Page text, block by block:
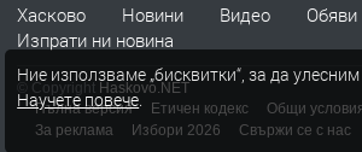
Хасково Новини Видео Обяви
Изпрати ни новина
© Copyright Haskovo.NET
Пълна версия
Етичен кодекс Общи
За реклама
Избори 2026 Свържи се с нас
Ние използваме „бисквитки“, за да
Научете повече.